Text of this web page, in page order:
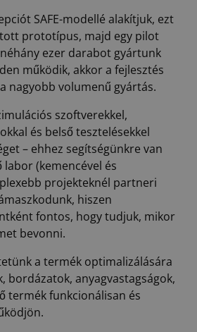
SAFE-modellé alakítjuk, ezt
prototípus, majd egy pilot
ezer darabot gyártunk
működik, akkor a fejlesztés
nagyobb volumenű gyártás.
szoftverekkel,
és belső tesztelésekkel
– ehhez segítségünkre van
labor (kemencével és
projekteknél partneri
hiszen
fontos, hogy tudjuk, mikor
bevonni.
a termék optimalizálására
anyagvastagságok,
termék funkcionálisan és